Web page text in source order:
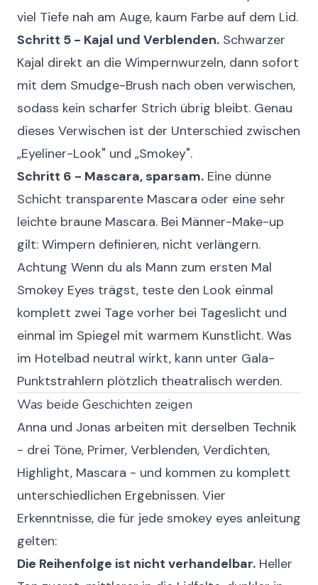
viel Tiefe nah am Auge, kaum Farbe auf dem Lid.
Schritt 5 - Kajal und Verblenden. Schwarzer
Kajal direkt an die Wimpernwurzeln, dann sofort
mit dem Smudge-Brush nach oben verwischen,
sodass kein scharfer Strich übrig bleibt. Genau
dieses Verwischen ist der Unterschied zwischen
„Eyeliner-Look" und „Smokey".
Schritt 6 - Mascara, sparsam. Eine dünne
Schicht transparente Mascara oder eine sehr
leichte braune Mascara. Bei Männer-Make-up
gilt: Wimpern definieren, nicht verlängern.
Achtung Wenn du als Mann zum ersten Mal
Smokey Eyes trägst, teste den Look einmal
komplett zwei Tage vorher bei Tageslicht und
einmal im Spiegel mit warmem Kunstlicht. Was
im Hotelbad neutral wirkt, kann unter Gala-
Punktstrahlern plötzlich theatralisch werden.
Was beide Geschichten zeigen
Anna und Jonas arbeiten mit derselben Technik
- drei Töne, Primer, Verblenden, Verdichten,
Highlight, Mascara - und kommen zu komplett
unterschiedlichen Ergebnissen. Vier
Erkenntnisse, die für jede smokey eyes anleitung
gelten:
Die Reihenfolge ist nicht verhandelbar. Heller